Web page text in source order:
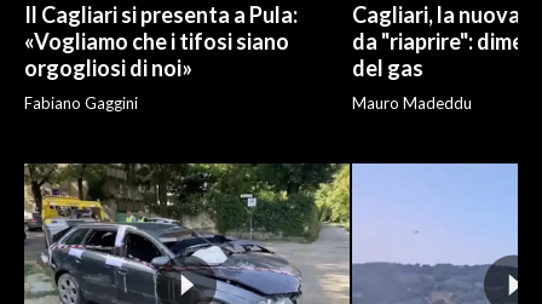
Il Cagliari si presenta a Pula:
«Vogliamo che i tifosi siano
orgogliosi di noi»
Fabiano Gaggini
Cagliari, la nuova
da "riaprire":
del gas
Mauro Madeddu